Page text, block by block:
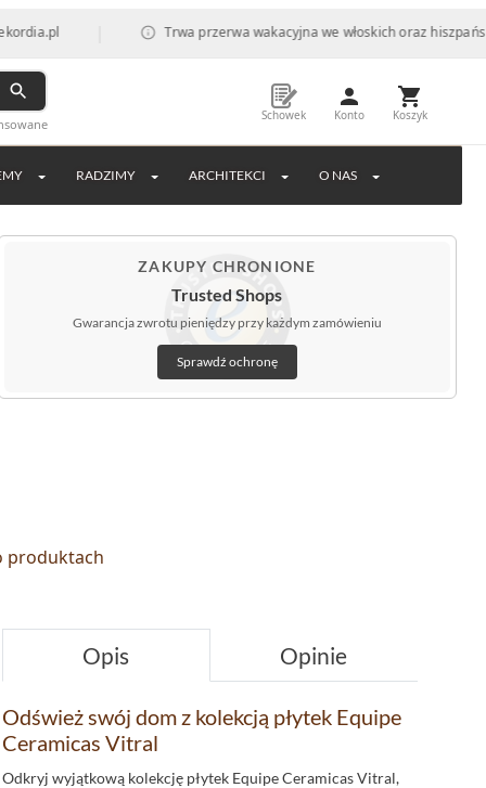
| Trwa przerwa wakacyjna we włoskich oraz hiszpańskich
Schowek Konto Koszyk
RADZIMY ARCHITEKCI O NAS
ZAKUPY CHRONIONE
Trusted Shops
Gwarancja zwrotu pieniędzy przy każdym zamówieniu
Sprawdź ochronę
produktach
Opis Opinie
Odśwież swój dom z kolekcją płytek Equipe
Ceramicas Vitral
Odkryj wyjątkową kolekcję płytek Equipe Ceramicas Vitral,